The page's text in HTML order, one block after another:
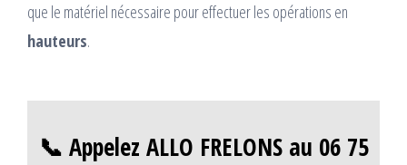
que le matériel nécessaire pour effectuer les opérations en
hauteurs.
📞 Appelez ALLO FRELONS au 06 75